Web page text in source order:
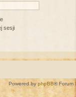
sesji
Powered by phpBB® Forum